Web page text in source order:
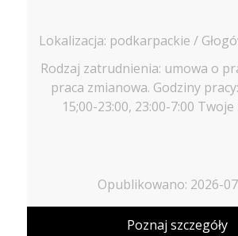
Rodzaj zatrudnienia: umowa o
praca zmianowa. Godziny
15;00-23:00, 23:00-7:00 Twoje
Opublikowano: 2026-
Poznaj szczegóły